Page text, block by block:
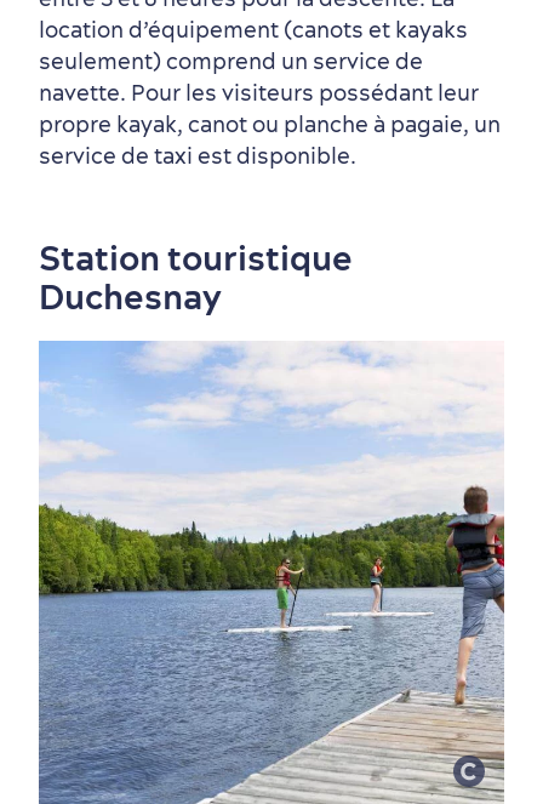
Tourisme responsable
Événements
en amoureux
Rabais hôtels
Compensation carbone
location d’équipement (canots et kayaks
seulement) comprend un service de
navette. Pour les visiteurs possédant leur
propre kayak, canot ou planche à pagaie, un
service de taxi est disponible.
Station touristique
Duchesnay